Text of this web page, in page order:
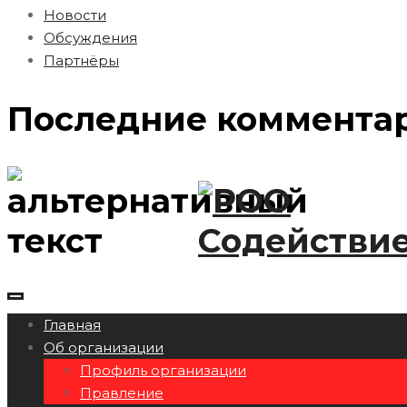
Новости
Обсуждения
Партнёры
Последние
Главная
Об организации
Профиль организации
Правление